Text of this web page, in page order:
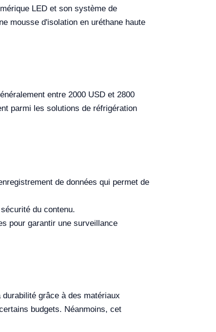
LED et son système de
mousse d'isolation en uréthane haute
entre 2000 USD et 2800
parmi les solutions de réfrigération
de données qui permet de
du contenu.
pour garantir une surveillance
grâce à des matériaux
budgets. Néanmoins, cet